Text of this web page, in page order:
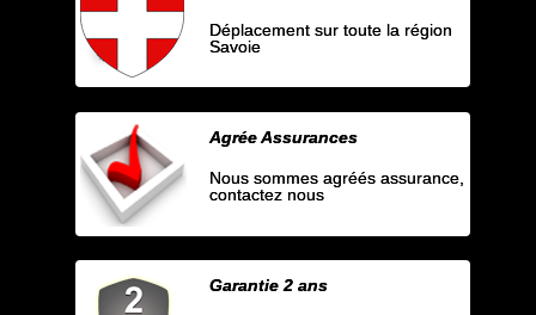
Déplacement sur toute la région
Savoie
Agrée Assurances
Nous sommes agréés assurance,
contactez nous
Garantie 2 ans